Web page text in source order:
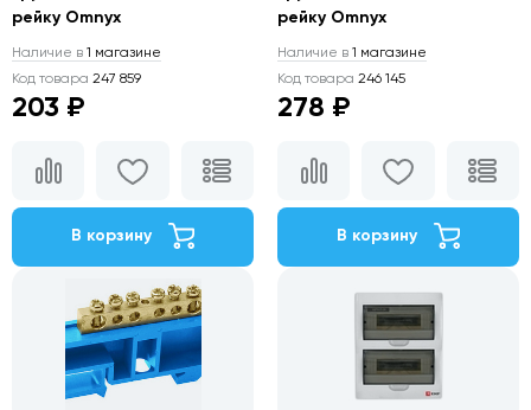
рейку Omnyx
Наличие в 1 магазине
Код товара 247 859
203 ₽
В корзину
рейку Omnyx
Наличие в 1 магазине
Код товара 246 145
278 ₽
В корзину